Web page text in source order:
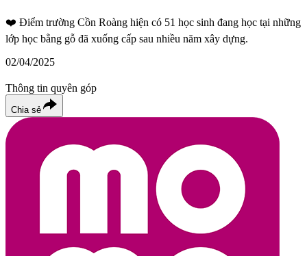
❤️ Điểm trường Cồn Roàng hiện có 51 học sinh đang học tại những
lớp học bằng gỗ đã xuống cấp sau nhiều năm xây dựng.
02/04/2025
Thông tin quyên góp
Chia sẻ